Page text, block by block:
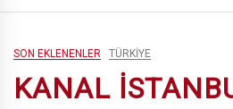
SON EKLENENLER TÜRKIYE
KANAL